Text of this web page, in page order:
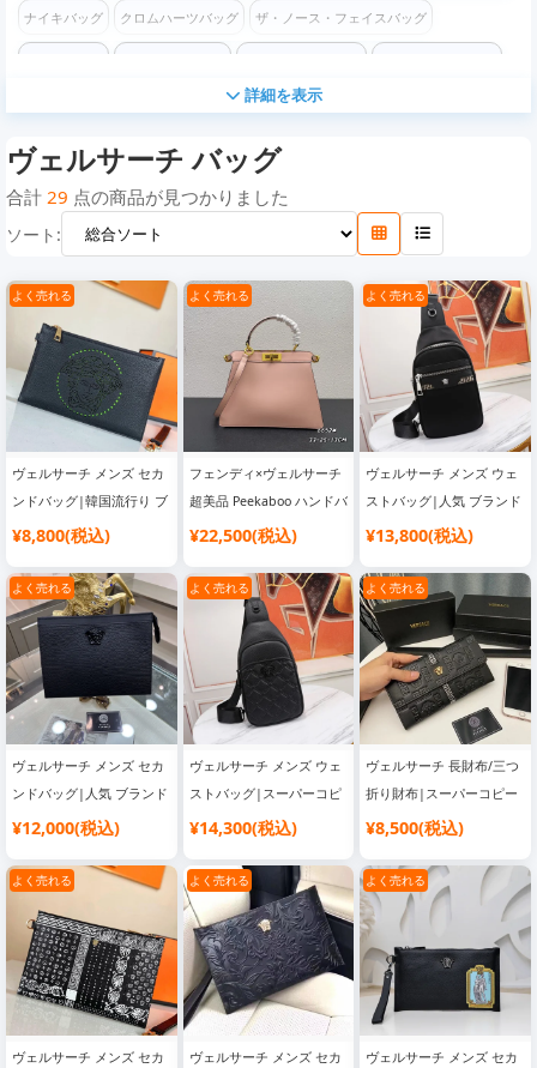
ナイキバッグ クロムハーツバッグ ザ・ノース・フェイスバッグ
オフホワイトバッグ チャンピオンバッグ
モスキーノバッグ コムデギャルソン バッグ
ディズニー バッグ マイケルコースバッグ
ヴァレンティノバッグ
詳細を表示
ヴェルサーチ バッグ
合計 29 点の商品が見つかりました
ソート:
よく売れる
ヴェルサーチ メンズ セカ
ンドバッグ|韓国流行り ブ
ランドバッグ
¥8,800(税込)
よく売れる
フェンディ×ヴェルサーチ
超美品 Peekaboo ハンドバ
ッグ|バッグブランド レデ
¥22,500(税込)
よく売れる
ヴェルサーチ メンズ ウェ
ストバッグ|人気 ブランド
バッグ
¥13,800(税込)
よく売れる
ヴェルサーチ メンズ セカ
ンドバッグ|人気 ブランド
バッグ
¥12,000(税込)
よく売れる
ヴェルサーチ メンズ ウェ
ストバッグ|スーパーコピ
ー 優良サイト
¥14,300(税込)
よく売れる
ヴェルサーチ 長財布/三つ
折り財布|スーパーコピー
優良サイト
¥8,500(税込)
よく売れる
ヴェルサーチ メンズ セカ
よく売れる
ヴェルサーチ メンズ セカ
よく売れる
ヴェルサーチ メンズ セカ